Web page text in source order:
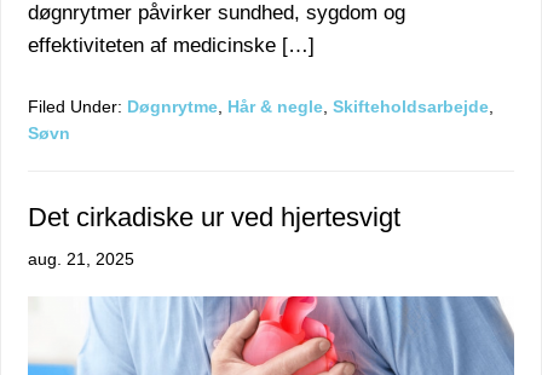
døgnrytmer påvirker sundhed, sygdom og
effektiviteten af medicinske […]
Filed Under: Døgnrytme, Hår & negle,Skifteholdsarbejde,
Søvn
Det cirkadiske ur ved hjertesvigt
aug. 21, 2025